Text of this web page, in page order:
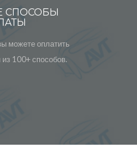
СПОСОБЫ
можете оплатить
100+ способов.